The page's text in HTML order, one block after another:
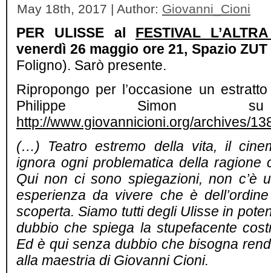
May 18th, 2017 | Author: Giovanni_Cioni
PER ULISSE al FESTIVAL
venerdì 26 maggio ore 21, Spazio ZUT
Foligno). Sarò presente.
Ripropongo per l’occasione un
Philippe Simon su
http://www.giovannicioni.org/archives/
(…) Teatro estremo della vita, il
ignora ogni problematica della ragione
Qui non ci sono spiegazioni, non c’è
esperienza da vivere che è
scoperta. Siamo tutti degli Ulisse in
dubbio che spiega la stupefacente
Ed è qui senza dubbio che bisogna
alla maestria di Giovanni Cioni.